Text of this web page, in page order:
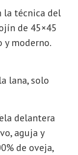
la técnica del
de 45×45
y moderno.
lana, solo
delantera
aguja y
de oveja,